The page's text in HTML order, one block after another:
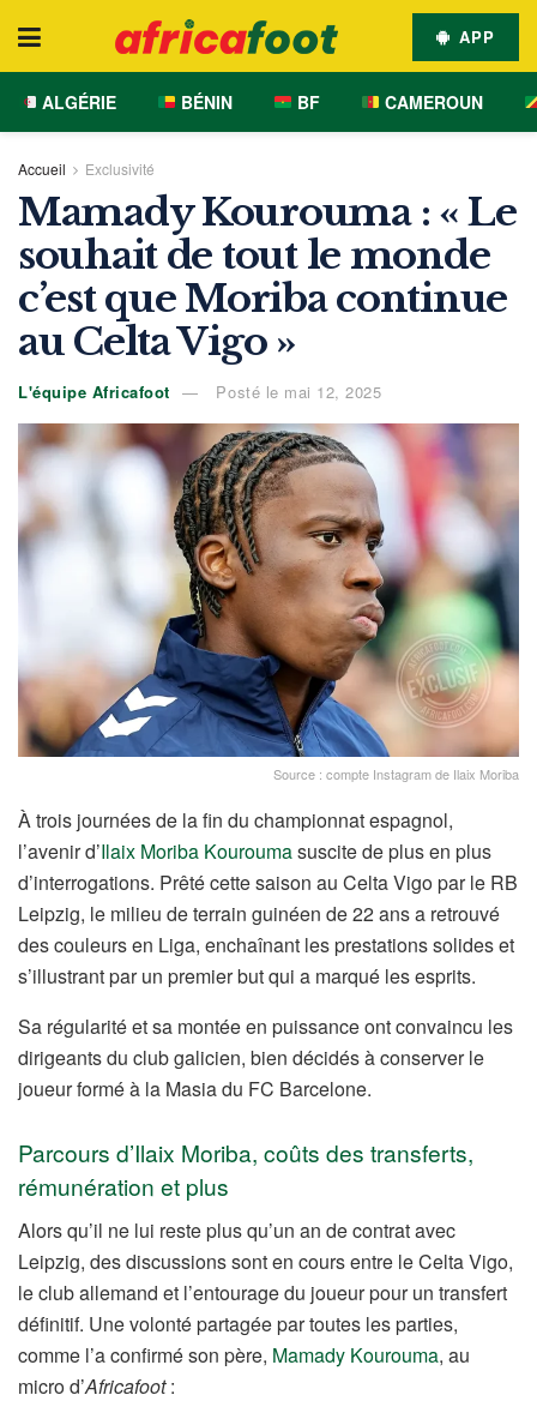
APP
ALGÉRIE BÉNIN BF CAMEROUN
Accueil Exclusivité
Mamady Kourouma : « Le
souhait de tout le monde
c’est que Moriba continue
au Celta Vigo »
L'équipe Africafoot Posté le mai 12, 2025
Source : compte Instagram de Ilaix Moriba
À trois journées de la fin du championnat espagnol,
l’avenir d’Ilaix Moriba Kouroumasuscite de plus en plus
d’interrogations. Prêté cette saison au Celta Vigo par le RB
Leipzig, le milieu de terrain guinéen de 22 ans a retrouvé
des couleurs en Liga, enchaînant les prestations solides et
s’illustrant par un premier but qui a marqué les esprits.
Sa régularité et sa montée en puissance ont convaincu les
dirigeants du club galicien, bien décidés à conserver le
joueur formé à la Masia du FC Barcelone.
Parcours d’Ilaix Moriba, coûts des transferts,
rémunération et plus
Alors qu’il ne lui reste plus qu’un an de contrat avec
Leipzig, des discussions sont en cours entre le Celta Vigo,
le club allemand et l’entourage du joueur pour un transfert
définitif. Une volonté partagée par toutes les parties,
comme l’a confirmé son père, Mamady Kourouma, au
micro d’Africafoot: